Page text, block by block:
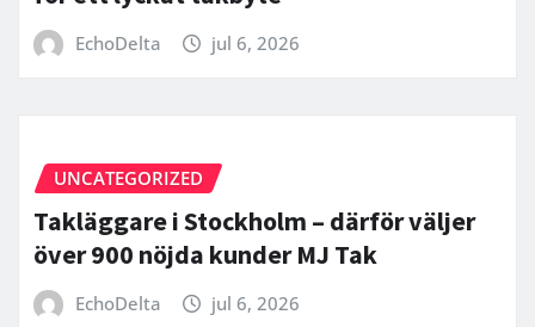
EchoDelta jul 6, 2026
UNCATEGORIZED
Takläggare i Stockholm – därför väljer
över 900 nöjda kunder MJ Tak
EchoDelta jul 6, 2026